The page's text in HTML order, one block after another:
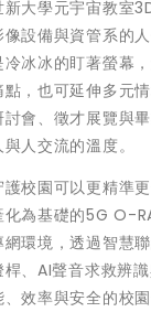
大學元宇宙教室
設備與資管系的
冰冰的盯著螢幕
，也可延伸多元情
會、徵才展覽與
人交流的溫度。
校園可以更精準
為基礎的5G O-
環境，透過智慧
、AI聲音求救辨
效率與安全的校